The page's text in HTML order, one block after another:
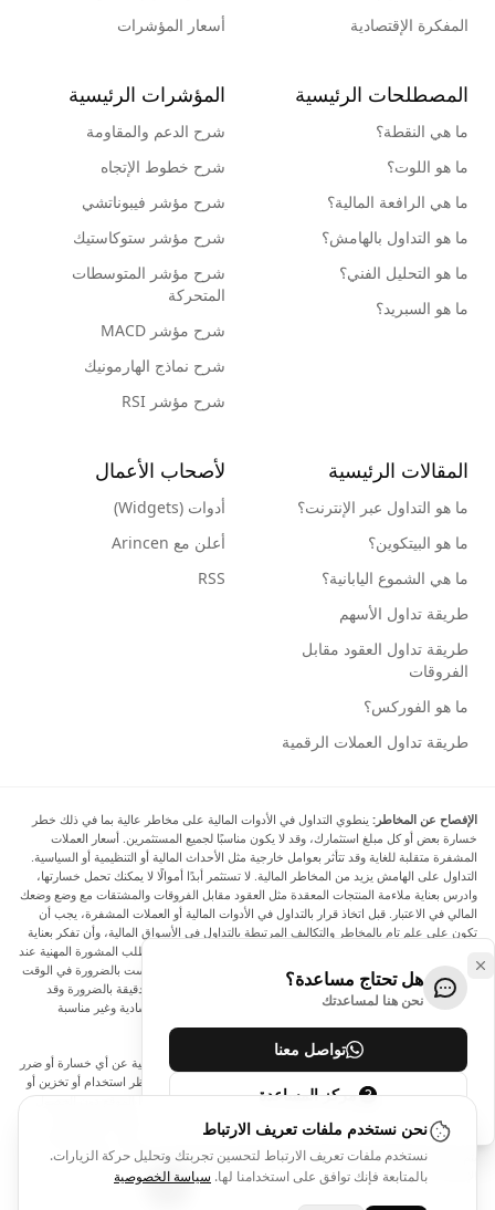
المفكرة الإقتصادية
أسعار المؤشرات
المصطلحات الرئيسية
ما هي النقطة؟
ما هو اللوت؟
ما هي الرافعة المالية؟
ما هو التداول بالهامش؟
ما هو التحليل الفني؟
ما هو السبريد؟
المؤشرات الرئيسية
شرح الدعم والمقاومة
شرح خطوط الإتجاه
شرح مؤشر فيبوناتشي
شرح مؤشر ستوكاستيك
شرح مؤشر المتوسطات
المتحركة
شرح مؤشر MACD
شرح نماذج الهارمونيك
شرح مؤشر RSI
المقالات الرئيسية
ما هو التداول عبر الإنترنت؟
ما هو البيتكوين؟
ما هي الشموع اليابانية؟
طريقة تداول الأسهم
طريقة تداول العقود مقابل
الفروقات
ما هو الفوركس؟
طريقة تداول العملات الرقمية
لأصحاب الأعمال
أدوات (Widgets)
أعلن مع Arincen
RSS
الإفصاح عن المخاطر: ينطوي التداول في الأدوات المالية على مخاطر عالية بما في ذلك خطر
خسارة بعض أو كل مبلغ استثمارك، وقد لا يكون مناسبًا لجميع المستثمرين. أسعار العملات
المشفرة متقلبة للغاية وقد تتأثر بعوامل خارجية مثل الأحداث المالية أو التنظيمية أو السياسية.
التداول على الهامش يزيد من المخاطر المالية. لا تستثمر أبدًا أموالًا لا يمكنك تحمل خسارتها،
وادرس بعناية ملاءمة المنتجات المعقدة مثل العقود مقابل الفروقات والمشتقات مع وضع وضعك
المالي في الاعتبار. قبل اتخاذ قرار بالتداول في الأدوات المالية أو العملات المشفرة، يجب أن
تكون على علم تام بالمخاطر والتكاليف المرتبطة بالتداول في الأسواق المالية، وأن تفكر بعناية
في أهدافك الاستثمارية ومستوى خبرتك ورغبتك في المخاطرة، وأن تطلب المشورة المهنية عند
الحاجة. تود Arincen أن تذكرك بأن البيانات الواردة في هذا الموقع ليست بالضرورة في الوقت
الفعلي وليست دقيقة. البيانات والأسعار الموجودة على الموقع ليست دقيقة بالضرورة وقد
تختلف عن السعر الفعلي في أي سوق معينة، مما يعني أن الأسعار إرشادية وغير مناسبة
لأغراض التداول.
لن يتحمل Arincen وأي مزود للبيانات الواردة في هذا الموقع المسؤولية عن أي خسارة أو ضرر
نتيجة لتداولك، أو اعتمادك على المعلومات الواردة في هذا الموقع. يحظر استخدام أو تخزين أو
إعادة إنتاج أو عرض أو تعديل أو نقل أو توزيع البيانات الموجودة في هذا الموقع دون الحصول
على إذن كتابي صريح مسبق من Arincen و/أو مزود البيانات. جميع حقوق الملكية الفكرية
محفوظة من قبل مقدمي الخدمة و/أو البورصة التي تقدم البيانات الواردة في هذا الموقع. قد
يتم تعويض Arincen من قبل المعلنين الذين يظهرون على الموقع، بناءً على تفاعلك مع
الإعلانات أو المعلنين.
هل تحتاج مساعدة؟
نحن هنا لمساعدتك
تواصل معنا
مركز المساعدة
نحن نستخدم ملفات تعريف الارتباط
نستخدم ملفات تعريف الارتباط لتحسين تجربتك وتحليل حركة الزيارات.
بالمتابعة فإنك توافق على استخدامنا لها. سياسة الخصوصية